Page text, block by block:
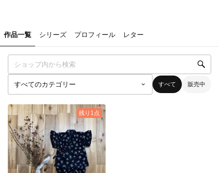
作品一覧 シリーズ プロフィール レター
すべて 販売中
残り1点